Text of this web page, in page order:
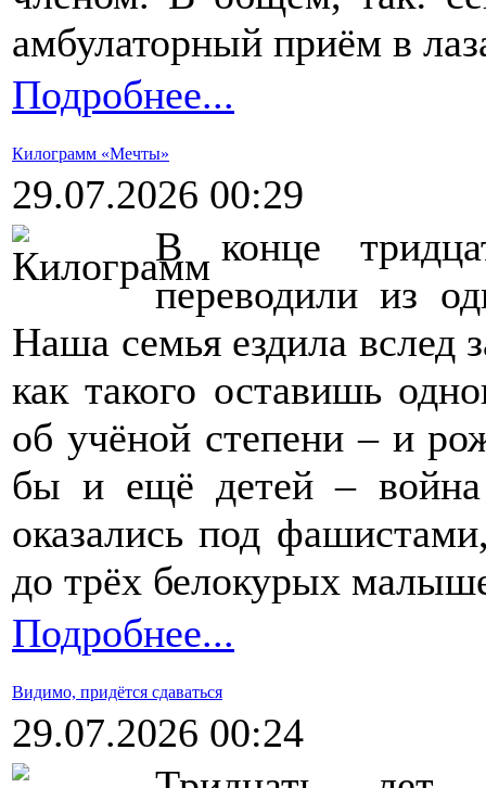
амбулаторный приём в
Подробнее...
Килограмм «Мечты»
29.07.2026 00:29
В конце
переводили из
Наша семья ездила вслед
как такого оставишь
об учёной степени – и
бы и ещё детей –
оказались под
до трёх белокурых
Подробнее...
Видимо, придётся сдаваться
29.07.2026 00:24